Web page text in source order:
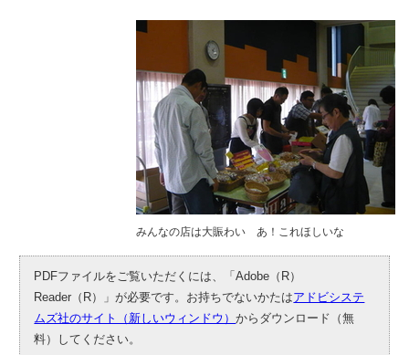
みんなの店は大賑わい あ！これほしいな
PDFファイルをご覧いただくには、「Adobe（R）
Reader（R）」が必要です。お持ちでないかたはアドビシステ
ムズ社のサイト（新しいウィンドウ）からダウンロード（無
料）してください。